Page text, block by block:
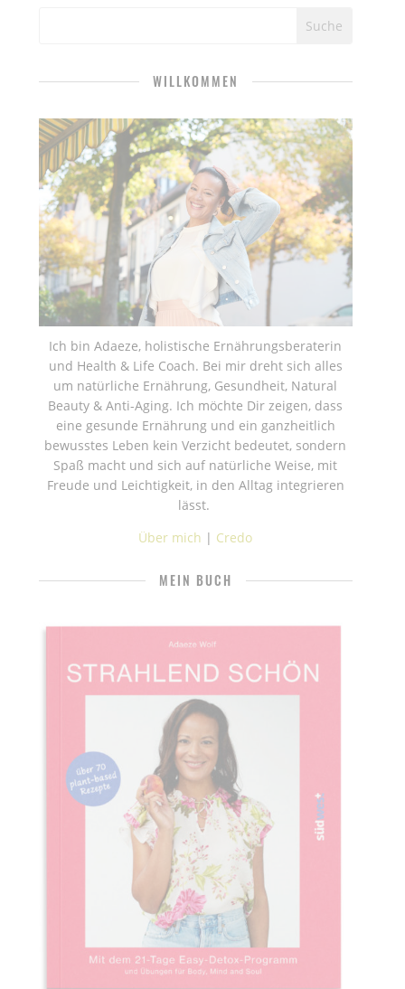
WILLKOMMEN
Ich bin Adaeze, holistische Ernährungsberaterin
und Health & Life Coach. Bei mir dreht sich alles
um natürliche Ernährung, Gesundheit, Natural
Beauty & Anti-Aging. Ich möchte Dir zeigen, dass
eine gesunde Ernährung und ein ganzheitlich
bewusstes Leben kein Verzicht bedeutet, sondern
Spaß macht und sich auf natürliche Weise, mit
Freude und Leichtigkeit, in den Alltag integrieren
lässt.
Über mich | Credo
MEIN BUCH